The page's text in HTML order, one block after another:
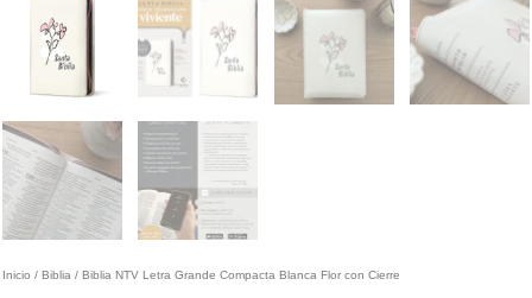
Inicio / Biblia / Biblia NTV Letra Grande Compacta Blanca Flor con Cierre